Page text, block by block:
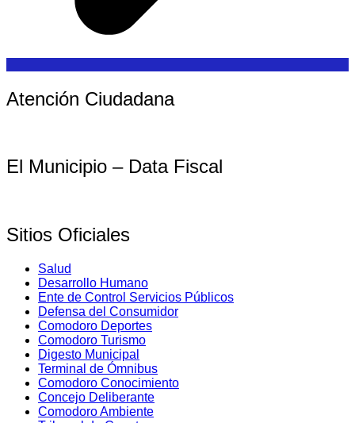
Atención Ciudadana
El Municipio – Data Fiscal
Sitios Oficiales
Salud
Desarrollo Humano
Ente de Control Servicios Públicos
Defensa del Consumidor
Comodoro Deportes
Comodoro Turismo
Digesto Municipal
Terminal de Ómnibus
Comodoro Conocimiento
Concejo Deliberante
Comodoro Ambiente